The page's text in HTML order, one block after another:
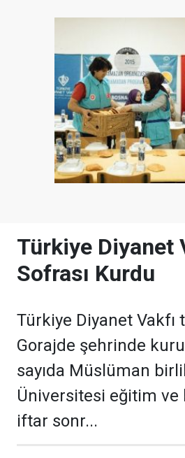
Türkiye Diyanet
Sofrası Kurdu
Türkiye Diyanet Vakfı
Gorajde şehrinde
sayıda Müslüman
Üniversitesi eğitim
iftar sonr...